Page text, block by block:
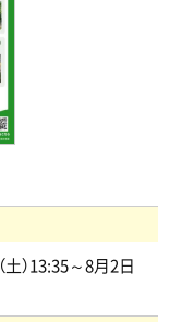
）13:35～8月2日